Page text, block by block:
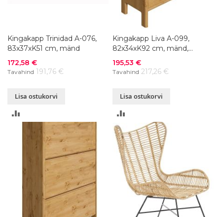
Kingakapp Trinidad A-076,
83x37xK51 cm, mänd
Soodushind
172,58 €
Tavahind 191,76 €
Lisa ostukorvi
VÕRDLUSESSE
Kingakapp Liva A-099,
82x34xK92 cm, mänd,
värvivalik
Soodushind
195,53 €
Tavahind 217,26 €
Lisa ostukorvi
VÕRDLUSESSE